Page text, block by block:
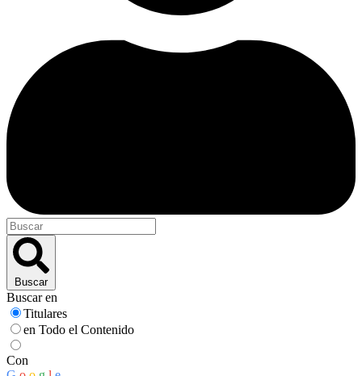
Buscar
Buscar en
Titulares
en Todo el Contenido
Con